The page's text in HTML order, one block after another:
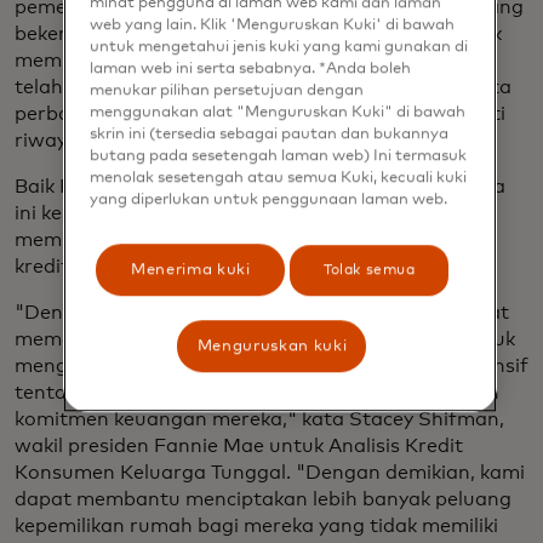
pemerintah seperti Fannie Mae dan Freddie Mac yang
bekerja sama dengan para pemberi pinjaman untuk
membantu para peminjam mendapatkan hipotek,
telah mengizinkan mereka untuk menggunakan data
perbankan terbuka yang baru dan lebih baik, seperti
riwayat sewa dan arus kas yang positif.
Baik Fannie Mae dan Freddie Mac menerapkan data
ini ke sistem penjaminan masing-masing untuk
membantu pemberi pinjaman memperluas akses
kredit.
"Dengan munculnya perbankan terbuka, kami dapat
memanfaatkan data yang diberikan konsumen untuk
mengembangkan pandangan yang lebih komprehensif
tentang bagaimana peminjam mengelola uang dan
komitmen keuangan mereka," kata Stacey Shifman,
wakil presiden Fannie Mae untuk Analisis Kredit
Konsumen Keluarga Tunggal. "Dengan demikian, kami
dapat membantu menciptakan lebih banyak peluang
kepemilikan rumah bagi mereka yang tidak memiliki
web yang lain. Klik 'Menguruskan Kuki' di bawah
untuk mengetahui jenis kuki yang kami gunakan di
laman web ini serta sebabnya. *Anda boleh
menukar pilihan persetujuan dengan
menggunakan alat "Menguruskan Kuki" di bawah
skrin ini (tersedia sebagai pautan dan bukannya
butang pada sesetengah laman web) Ini termasuk
menolak sesetengah atau semua Kuki, kecuali kuki
yang diperlukan untuk penggunaan laman web.
Menerima kuki Tolak semua
Menguruskan kuki